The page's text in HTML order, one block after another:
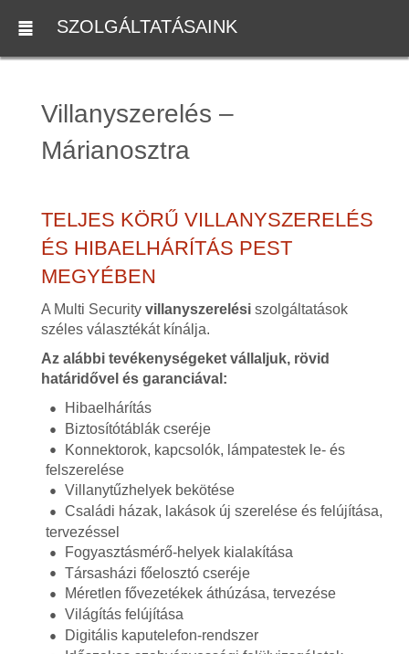
SZOLGÁLTATÁSAINK
Villanyszerelés –
Márianosztra
TELJES KÖRŰ VILLANYSZERELÉS
ÉS HIBAELHÁRÍTÁS PEST
MEGYÉBEN
A Multi Security villanyszerelésiszolgáltatások
széles választékát kínálja.
Az alábbi tevékenységeket vállaljuk, rövid
határidővel és garanciával:
Hibaelhárítás
Biztosítótáblák cseréje
Konnektorok, kapcsolók, lámpatestek le- és
felszerelése
Villanytűzhelyek bekötése
Családi házak, lakások új szerelése és felújítása,
tervezéssel
Fogyasztásmérő-helyek kialakítása
Társasházi főelosztó cseréje
Méretlen fővezetékek áthúzása, tervezése
Világítás felújítása
Digitális kaputelefon-rendszer